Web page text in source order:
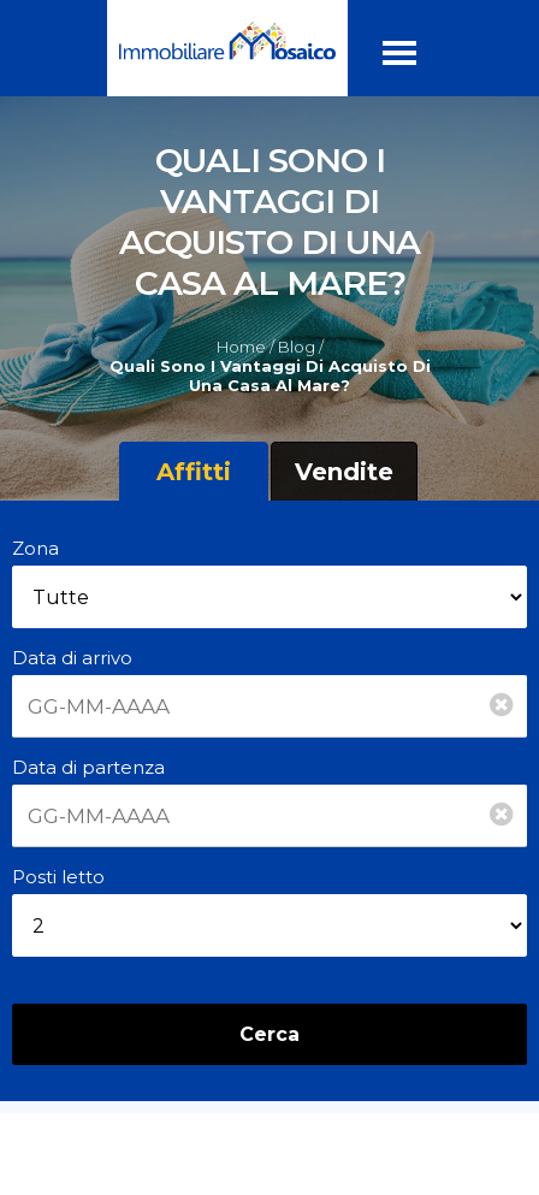
QUALI SONO I
VANTAGGI DI
ACQUISTO DI UNA
CASA AL MARE?
Home /Blog /
Quali Sono I Vantaggi Di Acquisto Di
Una Casa Al Mare?
Affitti Vendite
Zona
Data di arrivo
Data di partenza
Posti letto
Cerca